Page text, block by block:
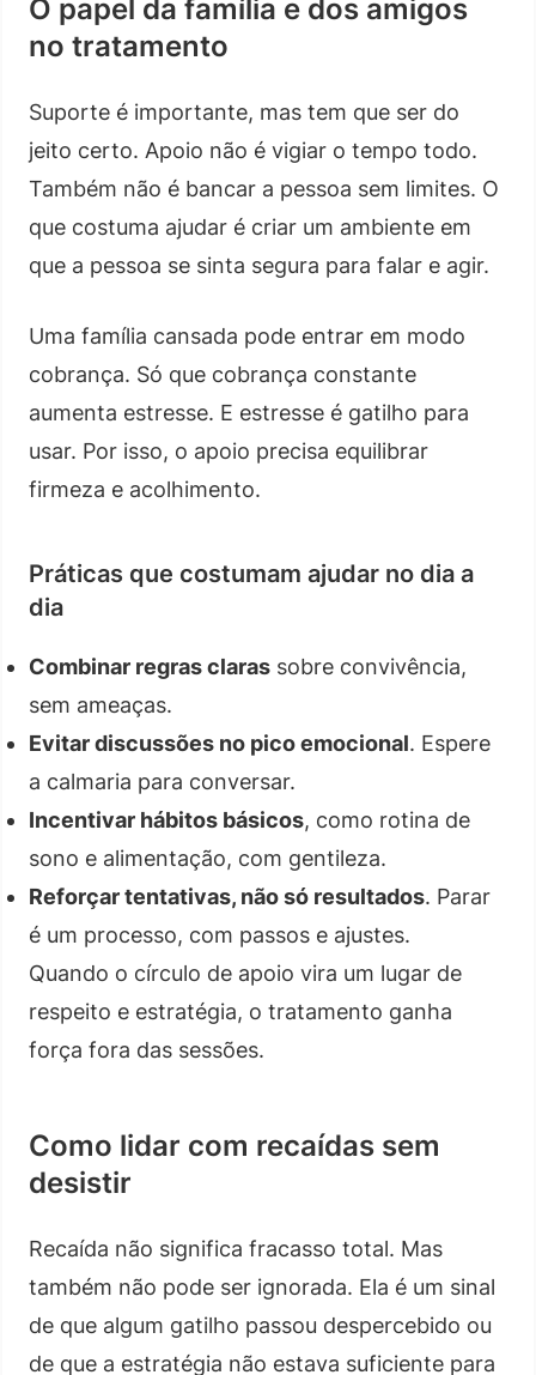
O papel da família e dos amigos
no tratamento
Suporte é importante, mas tem que ser do
jeito certo. Apoio não é vigiar o tempo todo.
Também não é bancar a pessoa sem limites. O
que costuma ajudar é criar um ambiente em
que a pessoa se sinta segura para falar e agir.
Uma família cansada pode entrar em modo
cobrança. Só que cobrança constante
aumenta estresse. E estresse é gatilho para
usar. Por isso, o apoio precisa equilibrar
firmeza e acolhimento.
Práticas que costumam ajudar no dia a
dia
Combinar regras claras sobre convivência,
sem ameaças.
Evitar discussões no pico emocional. Espere
a calmaria para conversar.
Incentivar hábitos básicos, como rotina de
sono e alimentação, com gentileza.
Reforçar tentativas, não só resultados. Parar
é um processo, com passos e ajustes.
Quando o círculo de apoio vira um lugar de
respeito e estratégia, o tratamento ganha
força fora das sessões.
Como lidar com recaídas sem
desistir
Recaída não significa fracasso total. Mas
também não pode ser ignorada. Ela é um sinal
de que algum gatilho passou despercebido ou
de que a estratégia não estava suficiente para